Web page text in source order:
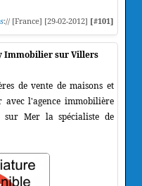
:// [France] [29-02-2012] [#101]
Immobilier sur Villers
de vente de maisons et
l'agence immobilière
Mer la spécialiste de